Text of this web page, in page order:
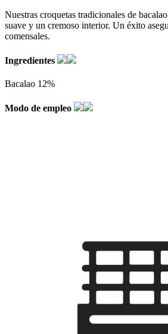
Nuestras croquetas tradicionales de
suave y un cremoso interior. Un éxito
comensales.
Ingredientes
Bacalao 12%
Modo de empleo